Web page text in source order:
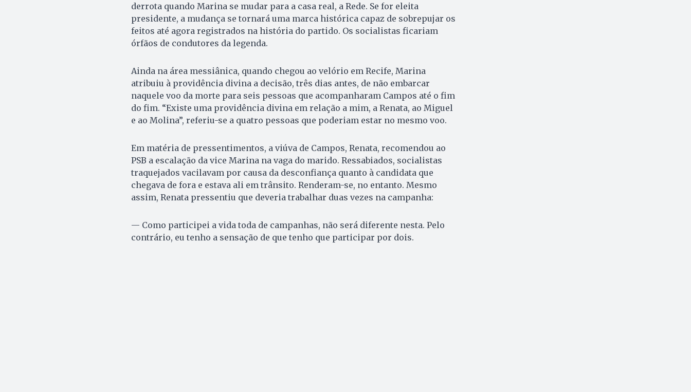
derrota quando Marina se mudar para a casa real, a Rede. Se for eleita
presidente, a mudança se tornará uma marca histórica capaz de sobrepujar os
feitos até agora registrados na história do partido. Os socialistas ficariam
órfãos de condutores da legenda.
Ainda na área messiânica, quando chegou ao velório em Recife, Marina
atribuiu à providência divina a decisão, três dias antes, de não embarcar
naquele voo da morte para seis pessoas que acompanharam Campos até o fim
do fim. “Existe uma providência divina em relação a mim, a Renata, ao Miguel
e ao Molina”, referiu-se a quatro pessoas que poderiam estar no mesmo voo.
Em matéria de pressentimentos, a viúva de Campos, Renata, recomendou ao
PSB a escalação da vice Marina na vaga do marido. Res­sa­bia­dos, socialistas
traquejados vacilavam por causa da desconfiança quanto à candidata que
chegava de fora e estava ali em trânsito. Ren­de­ram-se, no entanto. Mesmo
assim, Renata pressentiu que deveria trabalhar duas vezes na campanha:
— Como participei a vida toda de campanhas, não será diferente nesta. Pelo
contrário, eu tenho a sensação de que tenho que participar por dois.